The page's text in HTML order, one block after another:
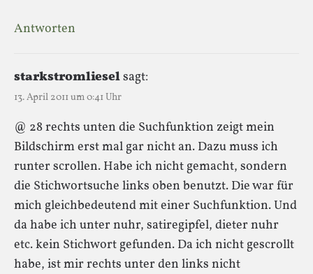
Antworten
starkstromlieselsagt:
13. April 2011 um 0:41 Uhr
@ 28 rechts unten die Suchfunktion zeigt mein
Bildschirm erst mal gar nicht an. Dazu muss ich
runter scrollen. Habe ich nicht gemacht, sondern
die Stichwortsuche links oben benutzt. Die war für
mich gleichbedeutend mit einer Suchfunktion. Und
da habe ich unter nuhr, satiregipfel, dieter nuhr
etc. kein Stichwort gefunden. Da ich nicht gescrollt
habe, ist mir rechts unter den links nicht